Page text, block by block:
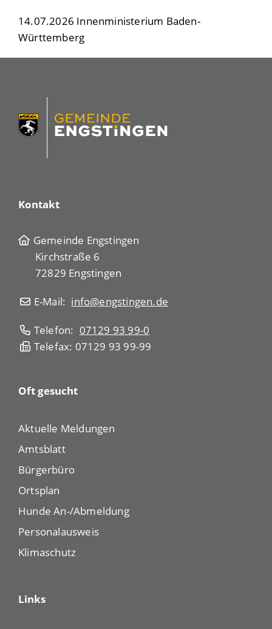
14.07.2026 Innenministerium Baden-
Württemberg
Kontakt
Gemeinde Engstingen
Kirchstraße 6
72829 Engstingen
E-Mail: info@engstingen.de
Telefon: 07129 93 99-0
Telefax: 07129 93 99-99
Oft gesucht
Aktuelle Meldungen
Amtsblatt
Bürgerbüro
Ortsplan
Hunde An-/Abmeldung
Personalausweis
Klimaschutz
Links